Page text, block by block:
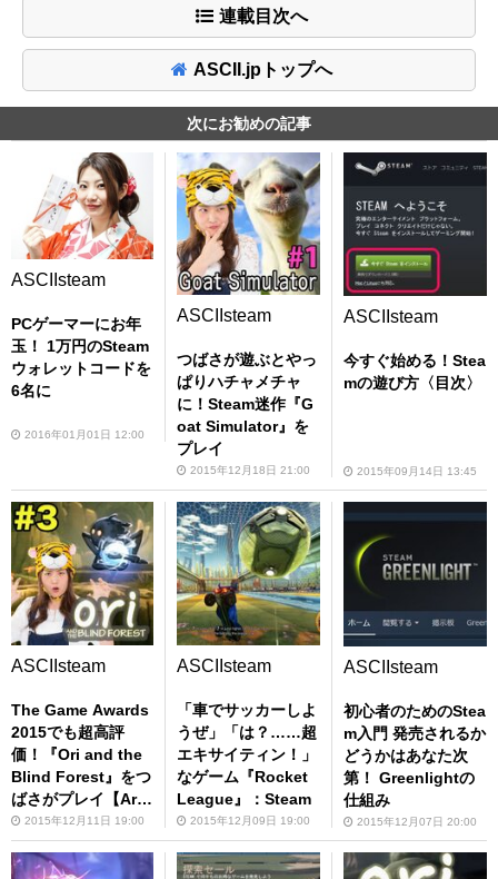
連載目次へ
ASCII.jpトップへ
次にお勧めの記事
ASCIIsteam
PCゲーマーにお年
玉！ 1万円のSteam
ウォレットコードを
6名に
2016年01月01日 12:00
ASCIIsteam
つばさが遊ぶとやっ
ぱりハチャメチャ
に！Steam迷作『G
oat Simulator』を
プレイ
2015年12月18日 21:00
ASCIIsteam
今すぐ始める！Stea
mの遊び方〈目次〉
2015年09月14日 13:45
ASCIIsteam
The Game Awards
2015でも超高評
価！『Ori and the
Blind Forest』をつ
ばさがプレイ【Art
Direction部門受賞
作】
2015年12月11日 19:00
ASCIIsteam
「車でサッカーしよ
うぜ」「は？……超
エキサイティン！」
なゲーム『Rocket
League』：Steam
2015年12月09日 19:00
ASCIIsteam
初心者のためのStea
m入門 発売されるか
どうかはあなた次
第！ Greenlightの
仕組み
2015年12月07日 20:00